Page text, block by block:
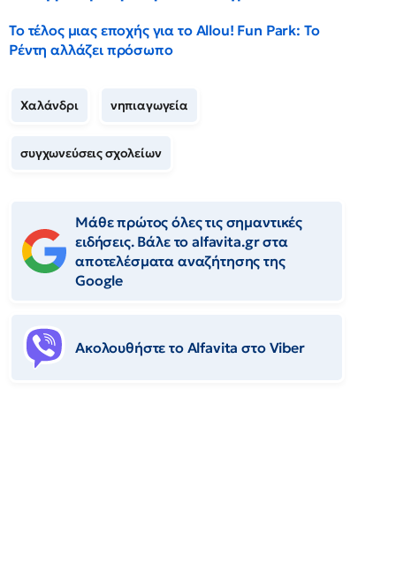
Το τέλος μιας εποχής για το Allou! Fun Park: Το
Ρέντη αλλάζει πρόσωπο
Χαλάνδρι νηπιαγωγεία
συγχωνεύσεις σχολείων
Μάθε πρώτος όλες τις σημαντικές
ειδήσεις. Βάλε το alfavita.gr στα
αποτελέσματα αναζήτησης της
Google
Ακολουθήστε το Αlfavita στο Viber